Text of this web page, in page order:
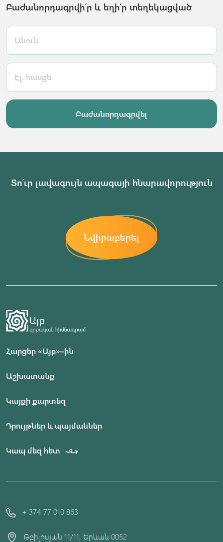
Բաժանորդագրվի՛ր և եղի՛ր տեղեկացված
Բաժանորդագրվել
Տո՛ւր լավագույն ապագայի հնարավորություն
Նվիրաբերել
Հարցեր «Այբ»–ին
Աշխատանք
Կայքի քարտեզ
Դրույթներ և պայմաններ
Կապ մեզ հետ
+ 374 77 010 863
Թբիլիսյան 11/11, Երևան 0052